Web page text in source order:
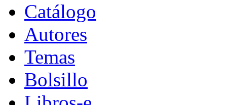
Catálogo
Autores
Temas
Bolsillo